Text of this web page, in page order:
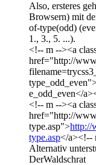
Also, ersteres
Browsern) mit
of-type(odd)
1., 3., 5. ...).
<!-- m --><a
href="http://
e_odd_even</
<!-- m --><a
href="http://
type.asp">http://
type.asp</a><!--
Alternativ
DerWaldschrat